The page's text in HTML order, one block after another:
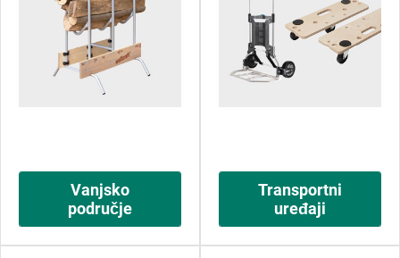
Vanjsko
područje
Transportni
uređaji